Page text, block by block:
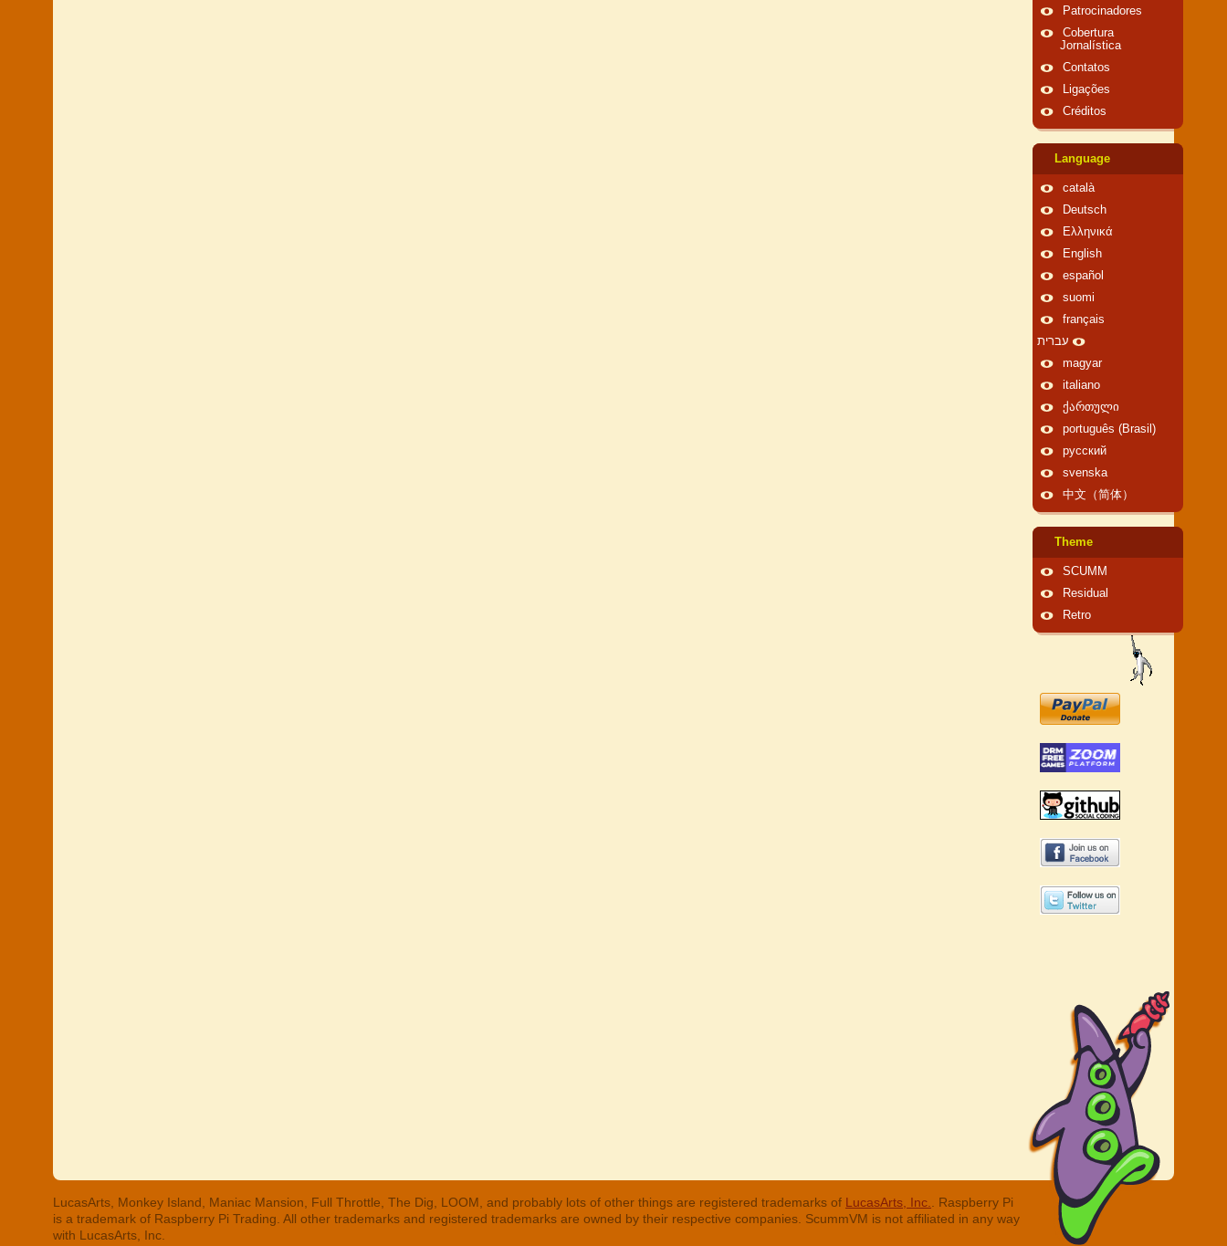
Patrocinadores
Cobertura
Jornalística
Contatos
Ligações
Créditos
Language
català
Deutsch
Ελληνικά
English
español
suomi
français
עברית
magyar
italiano
ქართული
português (Brasil)
русский
svenska
中文（简体）
Theme
SCUMM
Residual
Retro
LucasArts, Monkey Island, Maniac Mansion, Full Throttle, The Dig, LOOM, and probably lots of other things are registered trademarks of LucasArts, Inc.
. Raspberry Pi
is a trademark of Raspberry Pi Trading. All other trademarks and registered trademarks are owned by their respective companies. ScummVM is not affiliated in any way
with LucasArts, Inc.